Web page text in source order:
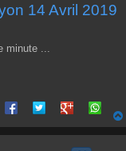
14 Avril 2019
minute ...